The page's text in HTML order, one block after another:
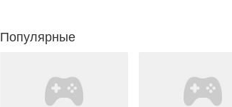
Популярные